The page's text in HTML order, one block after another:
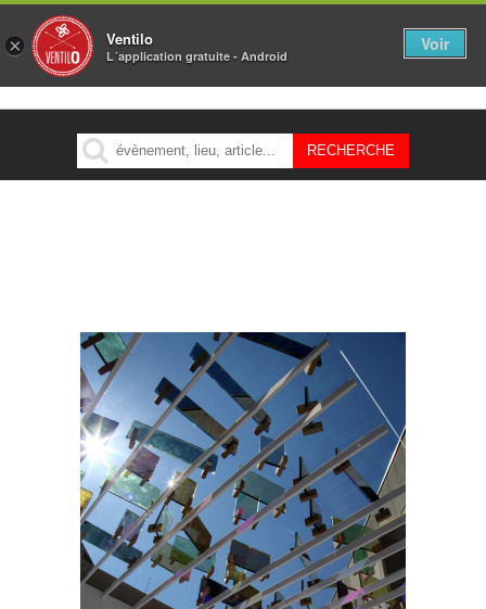
MENU
× Ventilo
L´application gratuite - Android
Voir